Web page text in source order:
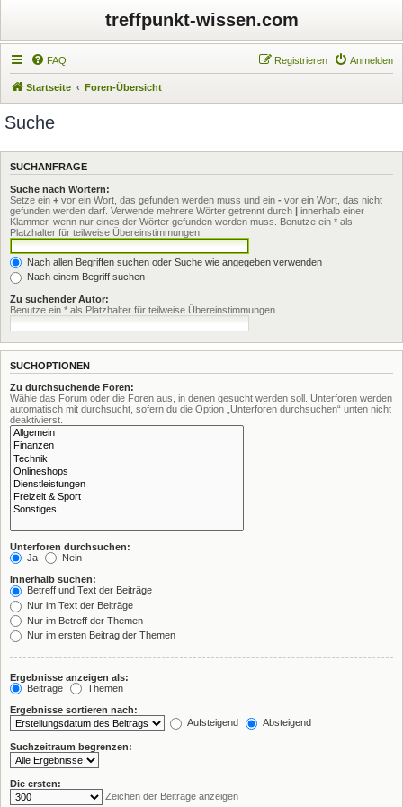
treffpunkt-wissen.com
FAQ Anmelden
Registrieren
Startseite Foren-Übersicht
Suche
SUCHANFRAGE
Suche nach Wörtern:
Setze ein + vor ein Wort, das gefunden werden muss und ein - vor ein Wort, das nicht
gefunden werden darf. Verwende mehrere Wörter getrennt durch | innerhalb einer
Klammer, wenn nur eines der Wörter gefunden werden muss. Benutze ein * als
Platzhalter für teilweise Übereinstimmungen.
Nach allen Begriffen suchen oder Suche wie angegeben verwenden
Nach einem Begriff suchen
Zu suchender Autor:
Benutze ein * als Platzhalter für teilweise Übereinstimmungen.
SUCHOPTIONEN
Zu durchsuchende Foren:
Wähle das Forum oder die Foren aus, in denen gesucht werden soll. Unterforen werden
automatisch mit durchsucht, sofern du die Option „Unterforen durchsuchen“ unten nicht
deaktivierst.
Unterforen durchsuchen:
Ja
Nein
Innerhalb suchen:
Betreff und Text der Beiträge
Nur im Text der Beiträge
Nur im Betreff der Themen
Nur im ersten Beitrag der Themen
Ergebnisse anzeigen als:
Beiträge
Themen
Ergebnisse sortieren nach:
Aufsteigend
Absteigend
Suchzeitraum begrenzen:
Die ersten:
Zeichen der Beiträge anzeigen